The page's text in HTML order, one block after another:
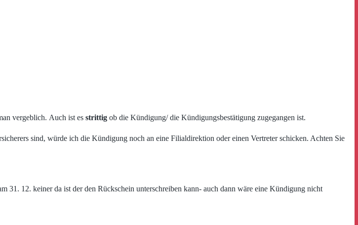
vergeblich. Auch ist es strittig ob die Kündigung/ die Kündigungsbestätigung zugegangen ist.
sind, würde ich die Kündigung noch an eine Filialdirektion oder einen Vertreter schicken. Achten Sie
31. 12. keiner da ist der den Rückschein unterschreiben kann- auch dann wäre eine Kündigung nicht